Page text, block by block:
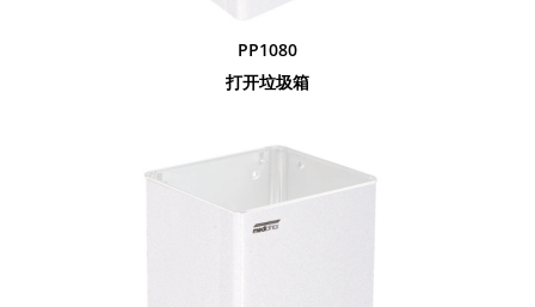
PP1080
打开垃圾箱